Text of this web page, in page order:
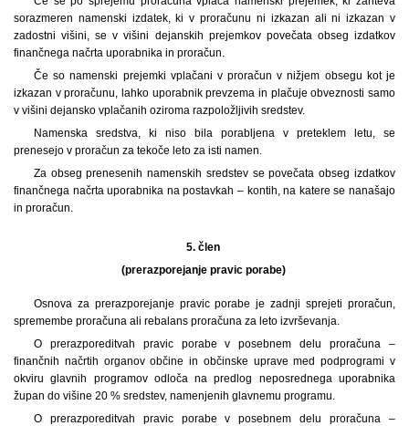
sorazmeren namenski izdatek, ki v proračunu ni izkazan ali ni izkazan v
zadostni višini, se v višini dejanskih prejemkov povečata obseg izdatkov
finančnega načrta uporabnika in proračun.
Če so namenski prejemki vplačani v proračun v nižjem obsegu kot je
izkazan v proračunu, lahko uporabnik prevzema in plačuje obveznosti samo
v višini dejansko vplačanih oziroma razpoložljivih sredstev.
Namenska sredstva, ki niso bila porabljena v preteklem letu, se
prenesejo v proračun za tekoče leto za isti namen.
Za obseg prenesenih namenskih sredstev se povečata obseg izdatkov
finančnega načrta uporabnika na postavkah – kontih, na katere se nanašajo
in proračun.
5. člen
(prerazporejanje pravic porabe)
Osnova za prerazporejanje pravic porabe je zadnji sprejeti proračun,
spremembe proračuna ali rebalans proračuna za leto izvrševanja.
O prerazporeditvah pravic porabe v posebnem delu proračuna –
finančnih načrtih organov občine in občinske uprave med podprogrami v
okviru glavnih programov odloča na predlog neposrednega uporabnika
župan do višine 20 % sredstev, namenjenih glavnemu programu.
O prerazporeditvah pravic porabe v posebnem delu proračuna –